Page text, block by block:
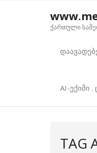
ქართული
AI-ექიმი
TAG